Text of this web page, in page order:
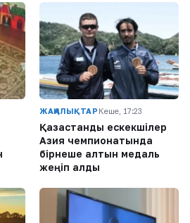
ЖАҢАЛЫҚТАР Кеше, 17:23
Қазақстандық ескекшілер
Азия чемпионатында
бірнеше алтын медаль
жеңіп алды